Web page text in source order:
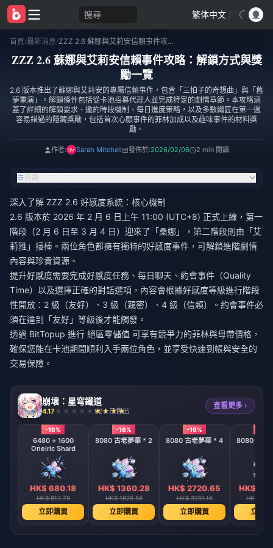
搜尋 繁体中文 /
首頁/最新消息/ ZZZ 2.6 蘇娜與艾莉安信賴事件攻略：解鎖方式與獎勵一覽
ZZZ 2.6 蘇娜與艾莉安信賴事件攻略：解鎖方式與獎
勵一覽
2.6 版本推出了蘇娜與艾莉安的專屬信賴事件，包含「三拍子的奇想曲」與「舊
夢重演」。解鎖條件包括從卡池招募代理人並完成特定的劇情章節。本攻略涵
蓋了詳細的解鎖要求、邀約時段機制、每日進度策略，以及多數繩匠在第一週
容易錯過的隱藏獎勵，包括首次心願事件的菲林加成以及趣味事件的材料獎
勵。
作者: Sarah Mitchell 發佈於:2026/02/06 2 min 閱讀
目錄
深入了解 ZZZ 2.6 好感度系統：核心機制
2.6 版本於 2026 年 2 月 6 日上午 11:00 (UTC+8) 正式上線，第一
階段（2 月 6 日至 3 月 4 日）迎來了「桑娜」，第二階段則由「艾
莉雅」接棒。兩位角色都擁有獨特的好感度事件，可解鎖進階劇情
內容與珍貴資源。
提升好感度需要完成好感度任務、每日聊天、約會事件（Quality
Time）以及選擇正確的對話選項。內容會根據好感度等級進行階段
性開放：2 級（友好）、3 級（親密）、4 級（信賴）。約會事件必
須在達到「友好」等級後才能觸發。
透過 BitTopup 進行 絕區零儲值 可享有競爭力的菲林與母帶價格，
確保您能在卡池期間順利入手兩位角色，並享受快速到帳與安全的
交易保障。
崩壞：星穹鐵道
4.17 924 已售出
查看更多 ›
-16%
6480 + 1600
Oneiric Shard
HK$ 680.18
HK$ 812.79
立即購買
-16%
8080 古老夢華 * 2
HK$ 1360.28
HK$ 1625.58
立即購買
-16%
8080 古老夢華 * 4
HK$ 2720.65
HK$ 3251.16
立即購買
8080 古老
HK$
HK$
立即